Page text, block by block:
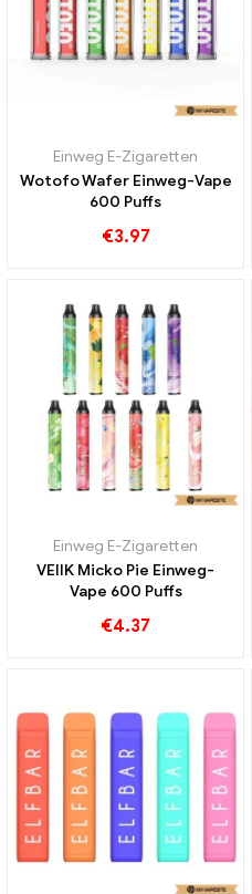
Einweg E-Zigaretten
Wotofo Wafer Einweg-Vape
600 Puffs
€3.97
Einweg E-Zigaretten
VEIIK Micko Pie Einweg-
Vape 600 Puffs
€4.37